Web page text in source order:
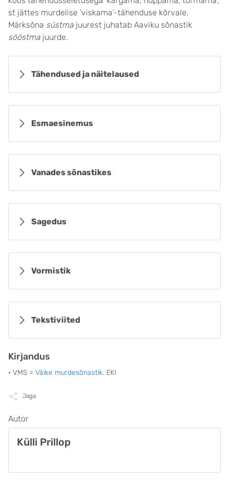
st jättes murdelise ’viskama’-tähenduse kõrvale.
Märksõna süstma juurest juhatab Aaviku sõnastik
sööstma juurde.
Tähendused ja näitelaused
Esmaesinemus
Vanades sõnastikes
Sagedus
Vormistik
Tekstiviited
Kirjandus
• VMS = Väike murdesõnastik. EKI
Jaga
Autor
Külli Prillop